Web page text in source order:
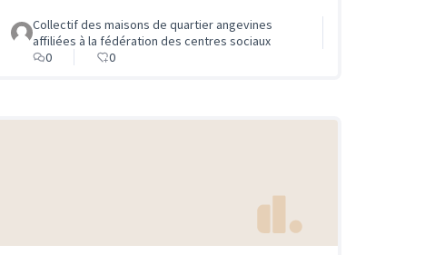
Collectif des maisons de quartier angevines
affiliées à la fédération des centres sociaux
0
0